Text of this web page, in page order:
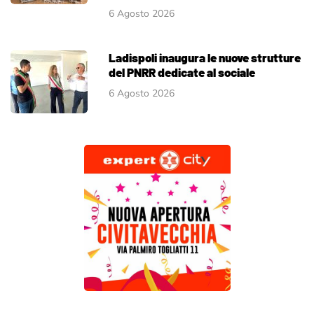
6 Agosto 2026
Ladispoli inaugura le nuove strutture
del PNRR dedicate al sociale
6 Agosto 2026